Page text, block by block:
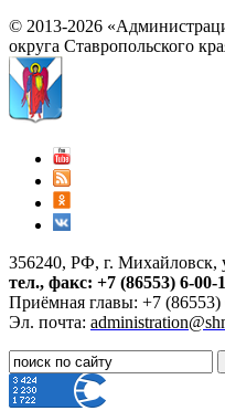
© 2013-2026
округа Ставропольского
356240, РФ, г. Михайловск,
тел., факс: +7 (86553) 6-00-
Приёмная главы: +7 (86553)
Эл. почта: